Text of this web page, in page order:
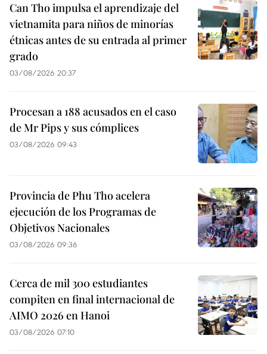
Can Tho impulsa el aprendizaje del
vietnamita para niños de minorías
étnicas antes de su entrada al primer
grado
03/08/2026 20:37
Procesan a 188 acusados en el caso
de Mr Pips y sus cómplices
03/08/2026 09:43
Provincia de Phu Tho acelera
ejecución de los Programas de
Objetivos Nacionales
03/08/2026 09:36
Cerca de mil 300 estudiantes
compiten en final internacional de
AIMO 2026 en Hanoi
03/08/2026 07:10